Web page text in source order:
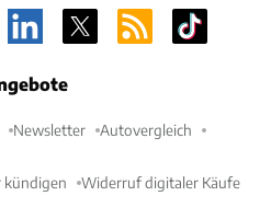
Newsletter Autovergleich
kündigen Widerruf digitaler Käufe